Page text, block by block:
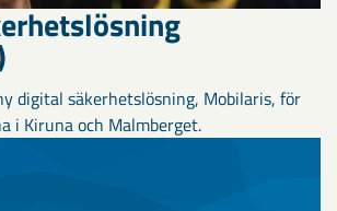
digital säkerhetslösning, Mobilaris, för
i Kiruna och Malmberget.